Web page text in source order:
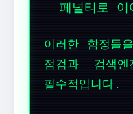
페널티로
이러한 함정들
점검과 검색
필수적입니다.